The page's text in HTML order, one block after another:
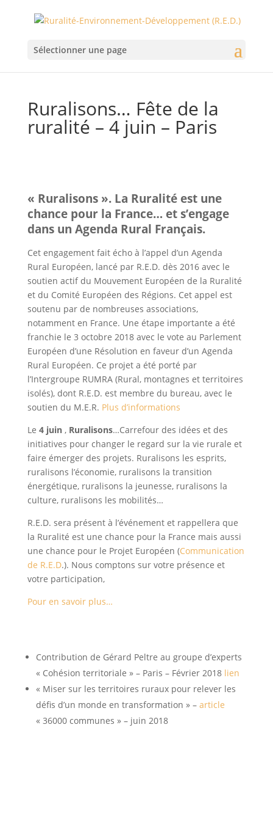
Sélectionner une page
Ruralisons… Fête de la
ruralité – 4 juin – Paris
« Ruralisons ». La Ruralité est une
chance pour la France… et s’engage
dans un Agenda Rural Français.
Cet engagement fait écho à l’appel d’un Agenda
Rural Européen, lancé par R.E.D. dès 2016 avec le
soutien actif du Mouvement Européen de la Ruralité
et du Comité Européen des Régions. Cet appel est
soutenu par de nombreuses associations,
notamment en France. Une étape importante a été
franchie le 3 octobre 2018 avec le vote au Parlement
Européen d’une Résolution en faveur d’un Agenda
Rural Européen. Ce projet a été porté par
l’Intergroupe RUMRA (Rural, montagnes et territoires
isolés), dont R.E.D. est membre du bureau, avec le
soutien du M.E.R. Plus d’informations
Le 4 juin,Ruralisons…Carrefour des idées et des
initiatives pour changer le regard sur la vie rurale et
faire émerger des projets. Ruralisons les esprits,
ruralisons l’économie, ruralisons la transition
énergétique, ruralisons la jeunesse, ruralisons la
culture, ruralisons les mobilités…
R.E.D. sera présent à l’événement et rappellera que
la Ruralité est une chance pour la France mais aussi
une chance pour le Projet Européen (Communication
de R.E.D.). Nous comptons sur votre présence et
votre participation,
Pour en savoir plus…
Contribution de Gérard Peltre au groupe d’experts
« Cohésion territoriale » – Paris – Février 2018 lien
« Miser sur les territoires ruraux pour relever les
défis d’un monde en transformation » –article
« 36000 communes » – juin 2018